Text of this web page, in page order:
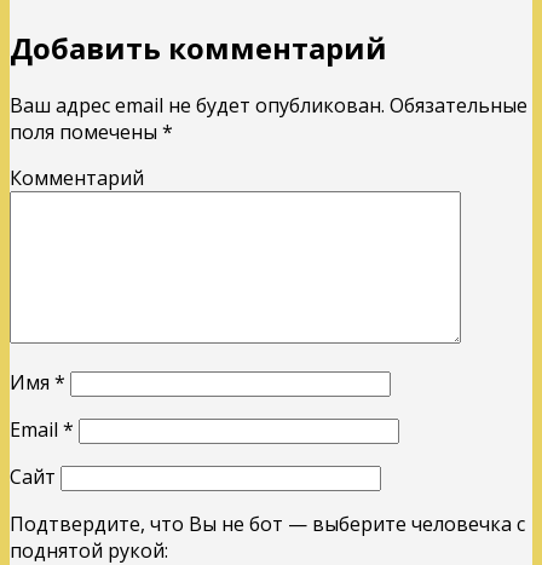
Добавить комментарий
Ваш адрес email не будет опубликован. Обязательные
поля помечены *
Комментарий
Имя *
Email *
Сайт
Подтвердите, что Вы не бот — выберите человечка с
поднятой рукой: